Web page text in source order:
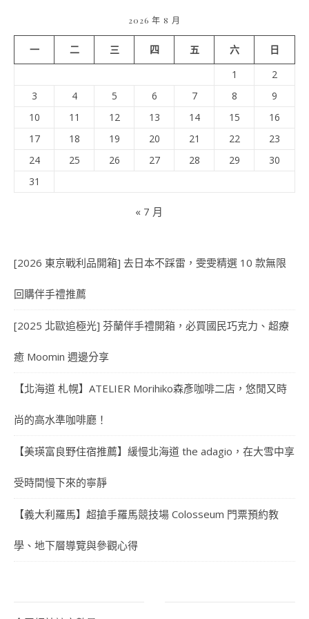
2026 年 8 月
一 二 三 四 五 六
日
1
2
3
4 5 6 7 8
9
10
11 12 13 14 15
16
17
18 19 20 21 22
23
24
25 26 27 28 29
30
31
« 7 月
[2026 東京戰利品開箱] 去日本不踩雷，雯雯精選 10 款無限
回購伴手禮推薦
[2025 北歐追極光] 芬蘭伴手禮開箱，必買國民巧克力、超療
癒 Moomin 週邊分享
【北海道 札幌】ATELIER Morihiko森彥咖啡二店，悠閒又時
尚的高水準咖啡廳！
【美瑛富良野住宿推薦】緩慢北海道 the adagio，在大雪中享
受時間慢下來的寧靜
【義大利羅馬】超搶手羅馬競技場 Colosseum 門票預約教
學、地下層導覽與參觀心得